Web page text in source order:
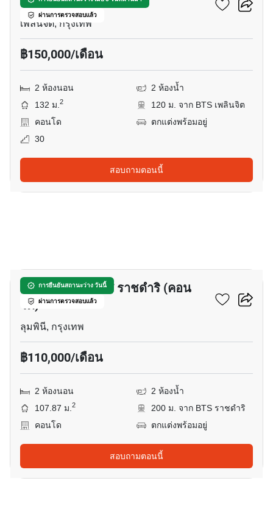
ผ่านการตรวจสอบแล้ว
เพลินจิต, กรุงเทพ
฿150,000/เดือน
2 ห้องนอน
2 ห้องน้ำ
132 ม.2
120 ม. จาก BTS เพลินจิต
คอนโด
ตกแต่งพร้อมอยู่
30
สอบถามตอนนี้
การยืนยันสถานะว่าง วันนี้
ผ่านการตรวจสอบแล้ว
หรรษา เรสซิเดนส์ ราชดำริ (คอน
โด)
ลุมพินี, กรุงเทพ
฿110,000/เดือน
2 ห้องนอน
2 ห้องน้ำ
107.87 ม.2
200 ม. จาก BTS ราชดำริ
คอนโด
ตกแต่งพร้อมอยู่
สอบถามตอนนี้